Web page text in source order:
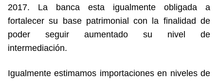
2017. La banca esta igualmente obligada a
fortalecer su base patrimonial con la finalidad de
poder seguir aumentado su nivel de
intermediación.
Igualmente estimamos importaciones en niveles de